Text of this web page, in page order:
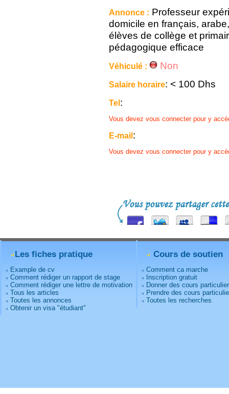
Annonce : Professeur
domicile en français,
élèves de collège et
pédagogique efficace
Véhiculé : Non
Salaire horaire: < 100 Dhs
Tel:
Vous devez vous connecter pour y
E-mail:
Vous devez vous connecter pour y
Les fiches pratique
Example de cv
Comment rédiger un rapport de stage
Comment rédiger une lettre de motivation
Tous les articles
Toutes les annonces
Obtenir un visa "étudiant"
Cours de soutien
Comment ca marche
Inscription gratuit
Donner des cours
Prendre des cours
Toutes les recherches